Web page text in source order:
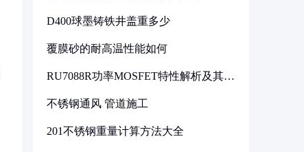
D400球墨铸铁井盖重多少
覆膜砂的耐高温性能如何
RU7088R功率MOSFET特性解析及其在
不锈钢通风 管道施工
201不锈钢重量计算方法大全